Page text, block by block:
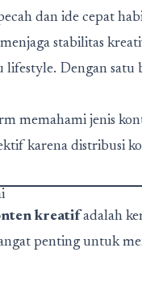
dan ide cepat
stabilitas
Dengan satu
memahami jenis
karena distribusi
kreatif adalah
penting untuk